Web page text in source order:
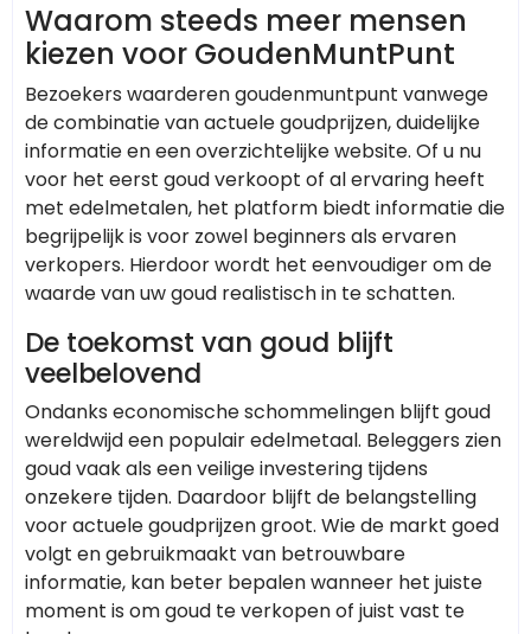
Waarom steeds meer mensen
kiezen voor GoudenMuntPunt
Bezoekers waarderen goudenmuntpunt vanwege
de combinatie van actuele goudprijzen, duidelijke
informatie en een overzichtelijke website. Of u nu
voor het eerst goud verkoopt of al ervaring heeft
met edelmetalen, het platform biedt informatie die
begrijpelijk is voor zowel beginners als ervaren
verkopers. Hierdoor wordt het eenvoudiger om de
waarde van uw goud realistisch in te schatten.
De toekomst van goud blijft
veelbelovend
Ondanks economische schommelingen blijft goud
wereldwijd een populair edelmetaal. Beleggers zien
goud vaak als een veilige investering tijdens
onzekere tijden. Daardoor blijft de belangstelling
voor actuele goudprijzen groot. Wie de markt goed
volgt en gebruikmaakt van betrouwbare
informatie, kan beter bepalen wanneer het juiste
moment is om goud te verkopen of juist vast te